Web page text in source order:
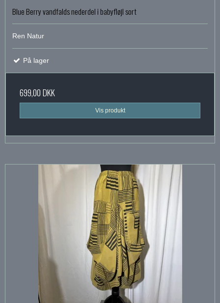
Blue Berry vandfalds nederdel i babyfløjl sort
Ren Natur
På lager
699,00 DKK
Vis produkt